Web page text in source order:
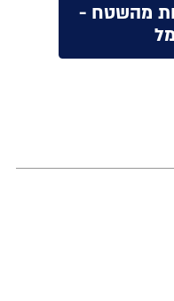
מהשטח -